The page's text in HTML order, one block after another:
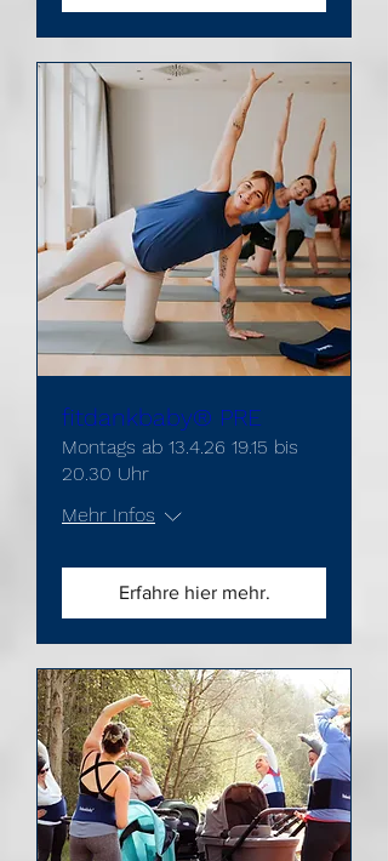
fitdankbaby® PRE
Montags ab 13.4.26 19.15 bis
20.30 Uhr
Mehr Infos
Erfahre hier mehr.